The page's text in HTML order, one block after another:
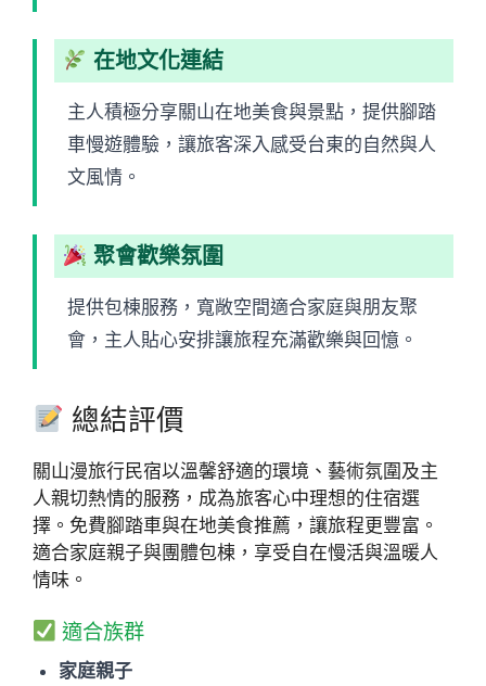
在地文化連結
主人積極分享關山在地美食與景點，提供腳踏
車慢遊體驗，讓旅客深入感受台東的自然與人
文風情。
聚會歡樂氛圍
提供包棟服務，寬敞空間適合家庭與朋友聚
會，主人貼心安排讓旅程充滿歡樂與回憶。
總結評價
關山漫旅行民宿以溫馨舒適的環境、藝術氛圍及主
人親切熱情的服務，成為旅客心中理想的住宿選
擇。免費腳踏車與在地美食推薦，讓旅程更豐富。
適合家庭親子與團體包棟，享受自在慢活與溫暖人
情味。
適合族群
家庭親子